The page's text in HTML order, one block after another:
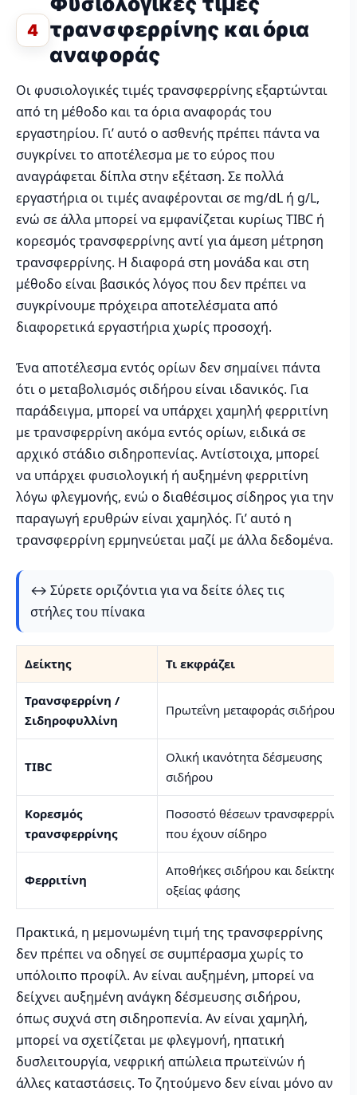
4
τρανσφερρίνης και όρια
αναφοράς
Οι φυσιολογικές τιμές τρανσφερρίνης εξαρτώνται
από τη μέθοδο και τα όρια αναφοράς του
εργαστηρίου. Γι’ αυτό ο ασθενής πρέπει πάντα να
συγκρίνει το αποτέλεσμα με το εύρος που
αναγράφεται δίπλα στην εξέταση. Σε πολλά
εργαστήρια οι τιμές αναφέρονται σε mg/dL ή g/L,
ενώ σε άλλα μπορεί να εμφανίζεται κυρίως TIBC ή
κορεσμός τρανσφερρίνης αντί για άμεση μέτρηση
τρανσφερρίνης. Η διαφορά στη μονάδα και στη
μέθοδο είναι βασικός λόγος που δεν πρέπει να
συγκρίνουμε πρόχειρα αποτελέσματα από
διαφορετικά εργαστήρια χωρίς προσοχή.
Ένα αποτέλεσμα εντός ορίων δεν σημαίνει πάντα
ότι ο μεταβολισμός σιδήρου είναι ιδανικός. Για
παράδειγμα, μπορεί να υπάρχει χαμηλή φερριτίνη
με τρανσφερρίνη ακόμα εντός ορίων, ειδικά σε
αρχικό στάδιο σιδηροπενίας. Αντίστοιχα, μπορεί
να υπάρχει φυσιολογική ή αυξημένη φερριτίνη
λόγω φλεγμονής, ενώ ο διαθέσιμος σίδηρος για την
παραγωγή ερυθρών είναι χαμηλός. Γι’ αυτό η
τρανσφερρίνη ερμηνεύεται μαζί με άλλα δεδομένα.
↔️ Σύρετε οριζόντια για να δείτε όλες τις
στήλες του πίνακα
Δείκτης Τι εκφράζει
Τρανσφερρίνη /
Σιδηροφυλλίνη
Πρωτεΐνη μεταφοράς σιδήρου
TIBC
Ολική ικανότητα δέσμευσης
σιδήρου
Κορεσμός
τρανσφερρίνης
Ποσοστό θέσεων τρανσφερρίνης
που έχουν σίδηρο
Φερριτίνη
Αποθήκες σιδήρου και δείκτης
οξείας φάσης
Πρακτικά, η μεμονωμένη τιμή της τρανσφερρίνης
δεν πρέπει να οδηγεί σε συμπέρασμα χωρίς το
υπόλοιπο προφίλ. Αν είναι αυξημένη, μπορεί να
δείχνει αυξημένη ανάγκη δέσμευσης σιδήρου,
όπως συχνά στη σιδηροπενία. Αν είναι χαμηλή,
μπορεί να σχετίζεται με φλεγμονή, ηπατική
δυσλειτουργία, νεφρική απώλεια πρωτεϊνών ή
άλλες καταστάσεις. Το ζητούμενο δεν είναι μόνο αν